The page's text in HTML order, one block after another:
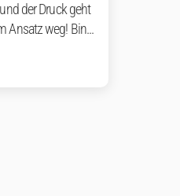
der Druck geht
Ansatz weg! Bin...